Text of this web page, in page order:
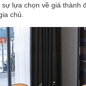
sự lựa chọn về giá thành
chủ.